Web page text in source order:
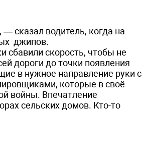
сказал водитель, когда на
джипов.
сбавили скорость, чтобы не
дороги до точки появления
в нужное направление руки с
которые в своё
войны. Впечатление
сельских домов. Кто-то